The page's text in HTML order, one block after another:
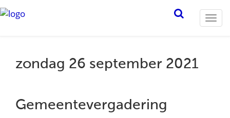
zondag 26 september 2021
Gemeentevergadering